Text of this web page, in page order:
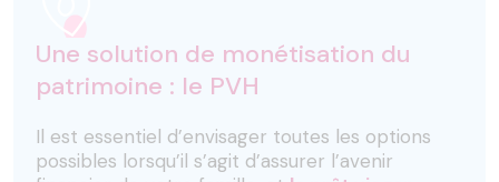
Une solution de monétisation du
patrimoine : le PVH
Il est essentiel d’envisager toutes les options
possibles lorsqu’il s’agit d’assurer l’avenir